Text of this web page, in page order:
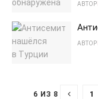
АВТОР
АВТОР
6 ИЗ 8 1